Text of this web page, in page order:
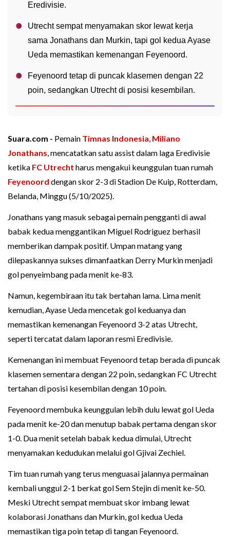
Eredivisie.
Utrecht sempat menyamakan skor lewat kerja
sama Jonathans dan Murkin, tapi gol kedua Ayase
Ueda memastikan kemenangan Feyenoord.
Feyenoord tetap di puncak klasemen dengan 22
poin, sedangkan Utrecht di posisi kesembilan.
Suara.com - Pemain Timnas Indonesia, Miliano
Jonathans, mencatatkan satu assist dalam laga Eredivisie
ketika FC Utrecht harus mengakui keunggulan tuan rumah
Feyenoord dengan skor 2-3 di Stadion De Kuip, Rotterdam,
Belanda, Minggu (5/10/2025).
Jonathans yang masuk sebagai pemain pengganti di awal
babak kedua menggantikan Miguel Rodriguez berhasil
memberikan dampak positif. Umpan matang yang
dilepaskannya sukses dimanfaatkan Derry Murkin menjadi
gol penyeimbang pada menit ke-83.
Namun, kegembiraan itu tak bertahan lama. Lima menit
kemudian, Ayase Ueda mencetak gol keduanya dan
memastikan kemenangan Feyenoord 3-2 atas Utrecht,
seperti tercatat dalam laporan resmi Eredivisie.
Kemenangan ini membuat Feyenoord tetap berada di puncak
klasemen sementara dengan 22 poin, sedangkan FC Utrecht
tertahan di posisi kesembilan dengan 10 poin.
Feyenoord membuka keunggulan lebih dulu lewat gol Ueda
pada menit ke-20 dan menutup babak pertama dengan skor
1-0. Dua menit setelah babak kedua dimulai, Utrecht
menyamakan kedudukan melalui gol Gjivai Zechiel.
Tim tuan rumah yang terus menguasai jalannya permainan
kembali unggul 2-1 berkat gol Sem Stejin di menit ke-50.
Meski Utrecht sempat membuat skor imbang lewat
kolaborasi Jonathans dan Murkin, gol kedua Ueda
memastikan tiga poin tetap di tangan Feyenoord.